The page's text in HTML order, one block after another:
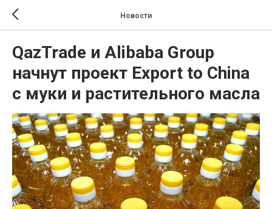
Новости
QazTrade и Alibaba Group
начнут проект Export to China
с муки и растительного масла